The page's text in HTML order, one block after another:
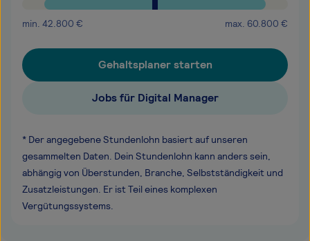
min. 42.800 € max. 60.800 €
Gehaltsplaner starten
Jobs für Digital Manager
* Der angegebene Stundenlohn basiert auf unseren
gesammelten Daten. Dein Stundenlohn kann anders sein,
abhängig von Überstunden, Branche, Selbstständigkeit und
Zusatzleistungen. Er ist Teil eines komplexen
Vergütungssystems.